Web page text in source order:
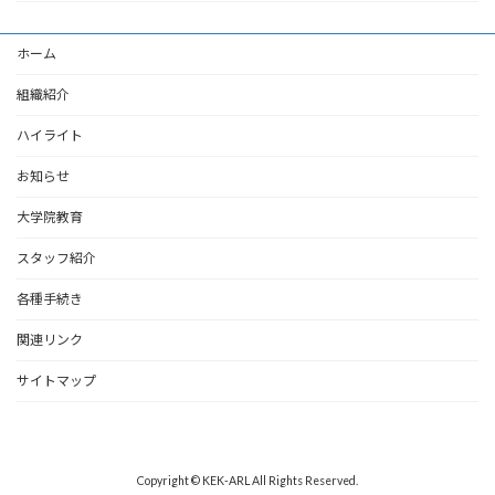
ホーム
組織紹介
ハイライト
お知らせ
大学院教育
スタッフ紹介
各種手続き
関連リンク
サイトマップ
Copyright © KEK-ARL All Rights Reserved.